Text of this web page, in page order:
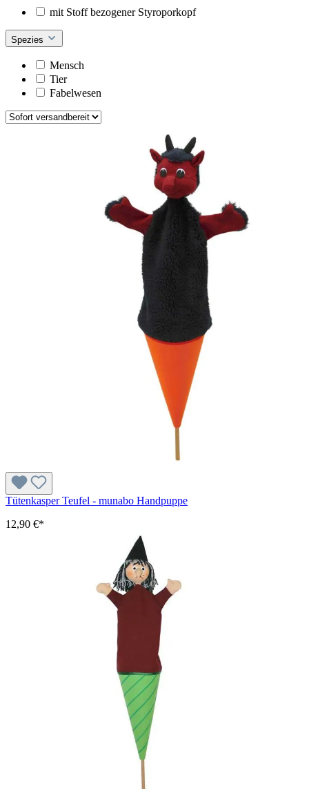
mit Stoff bezogener Styroporkopf
Spezies
Mensch
Tier
Fabelwesen
Tütenkasper Teufel - munabo Handpuppe
12,90 €*